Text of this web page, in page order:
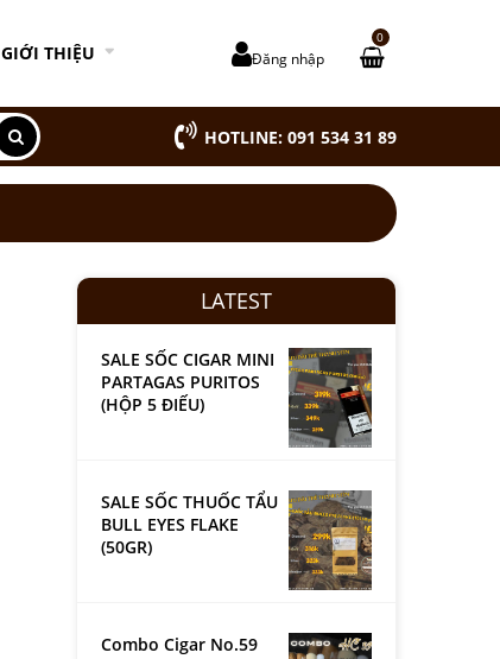
GIỚI THIỆU Đăng nhập
0
HOTLINE: 091 534 31 89
LATEST
SALE SỐC CIGAR MINI
PARTAGAS PURITOS
(HỘP 5 ĐIẾU)
SALE SỐC THUỐC TẨU
BULL EYES FLAKE
(50GR)
Combo Cigar No.59